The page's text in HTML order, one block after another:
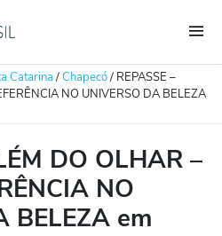
Catarina/Chapecó/ REPASSE –
NO UNIVERSO DA BELEZA
DO OLHAR –
NO
BELEZA em